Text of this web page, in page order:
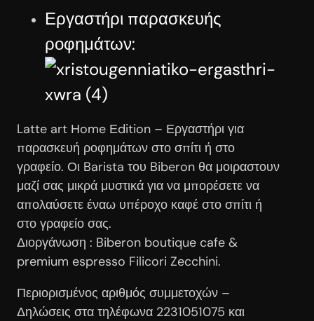
Εργαστήρι παρασκευής
ροφημάτων:
Latte art Ηome Εdition – Εργαστήρι για
παρασκευή ροφημάτων στο σπίτι ή στο
γραφείο. Οι Barista του Biberon θα μοιραστουν
μαζί σας μικρά μυστικά για να μπορέσετε να
απολαύσετε έναω υπέροχο καφέ στο σπίτι ή
στο γραφείο σας.
Διοργάνωση : Biberon boutique cafe &
premium espresso Filicori Zecchini.
Περιορισμένος αριθμός συμμετοχών –
Δηλώσεις στα τηλέφωνα 2231051075 και